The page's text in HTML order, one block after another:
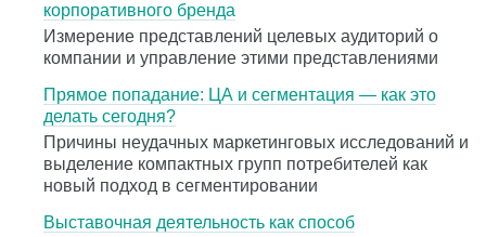
корпоративного бренда
Измерение представлений целевых аудиторий о
компании и управление этими представлениями
Прямое попадание: ЦА и сегментация — как это
делать сегодня?
Причины неудачных маркетинговых исследований и
выделение компактных групп потребителей как
новый подход в сегментировании
Выставочная деятельность как способ